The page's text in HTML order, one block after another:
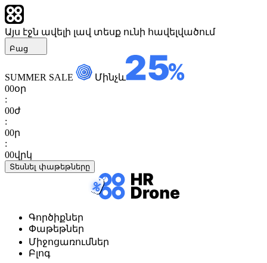
Այս էջն ավելի լավ տեսք ունի հավելվածում
Բաց
SUMMER SALE
Մինչև
00օր
:
00ժ
:
00ր
:
00վրկ
Տեսնել փաթեթները
Գործիքներ
Փաթեթներ
Միջոցառումներ
Բլոգ